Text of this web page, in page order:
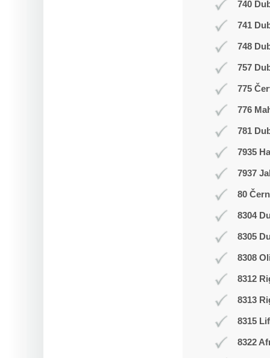
740
741
748
757
775
776
781
7935
7937
80
8304
8305
8308
8312
8313
8315
8322